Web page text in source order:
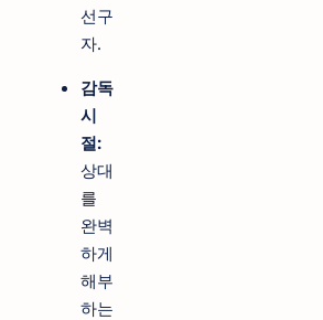
선구
자.
감독
시
절:
상대
를
완벽
하게
해부
하는